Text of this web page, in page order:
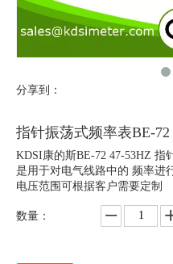
分享到：
指针振荡式频率表BE-72
KDSI康的斯BE-72 47-53HZ 指
是用于对电气线路中的 频率进
电压范围可根据客户需要定制
数量：